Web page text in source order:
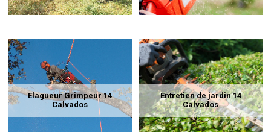
Elagueur Grimpeur 14
Calvados
Entretien de jardin 14
Calvados